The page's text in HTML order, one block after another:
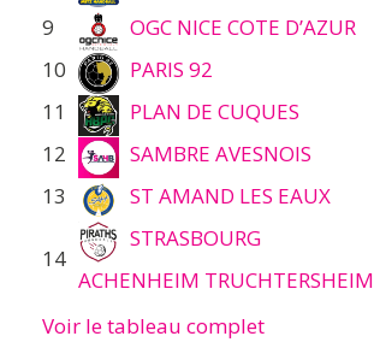
9
OGC NICE COTE D’AZUR
10
PARIS 92
11
PLAN DE CUQUES
12
SAMBRE AVESNOIS
13
ST AMAND LES EAUX
14
STRASBOURG
ACHENHEIM TRUCHTERSHEIM
Voir le tableau complet